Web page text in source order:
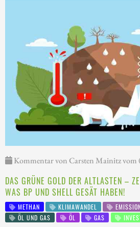
Kommentar von Carsten Mainitz vom
DAS GRÜNE GOLD DER ALTLASTEN –
WAS BP UND SHELL GESÄT HABEN!
METHAN KLIMAWANDEL
ÖL UND GAS
ÖL GAS